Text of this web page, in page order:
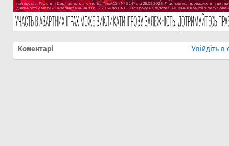
Коментарі Увійдіть в